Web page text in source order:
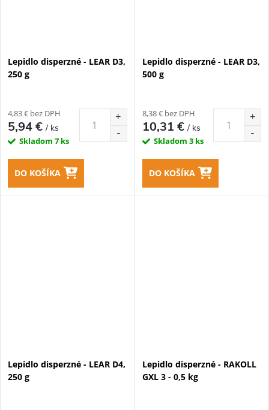
Lepidlo disperzné - LEAR D3,
250 g
4,83 € bez DPH
5,94 €/ ks
Skladom 7 ks
DO KOŠÍKA
Lepidlo disperzné - LEAR D3,
500 g
8,38 € bez DPH
10,31 €/ ks
Skladom 3 ks
DO KOŠÍKA
Lepidlo disperzné - LEAR D4,
250 g
Lepidlo disperzné - RAKOLL
GXL 3 - 0,5 kg